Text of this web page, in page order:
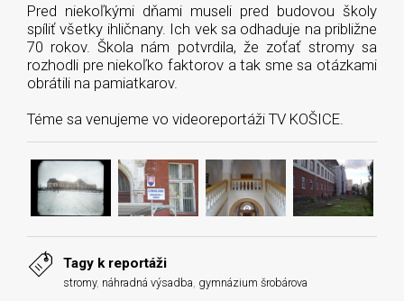
Pred niekoľkými dňami museli pred budovou školy
spíliť všetky ihličnany. Ich vek sa odhaduje na približne
70 rokov. Škola nám potvrdila, že zoťať stromy sa
rozhodli pre niekoľko faktorov a tak sme sa otázkami
obrátili na pamiatkarov.
Téme sa venujeme vo videoreportáži TV KOŠICE.
Tagy k reportáži
stromy, náhradná výsadba gymnázium šrobárova